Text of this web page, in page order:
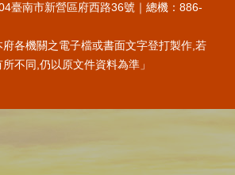
臺南市新營區府西路36號｜總機：886-
府各機關之電子檔或書面文字登打製作,若
不同,仍以原文件資料為準」